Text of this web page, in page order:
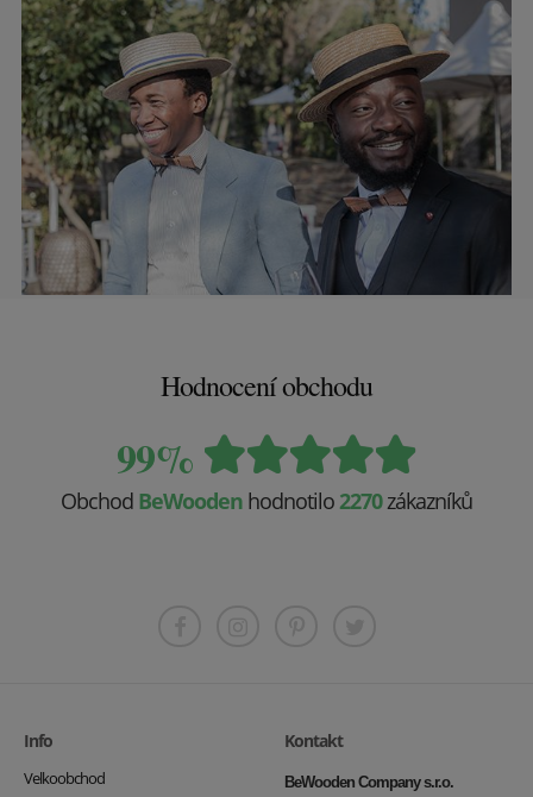
Hodnocení obchodu
99%
Obchod BeWooden hodnotilo 2270zákazníků
Info
Velkoobchod
Kontakt
BeWooden Company s.r.o.